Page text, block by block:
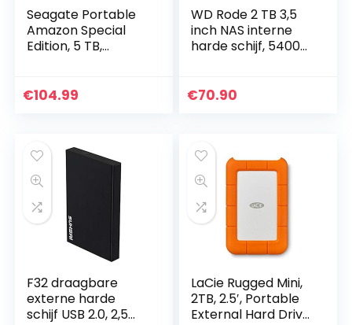
Seagate Portable
Amazon Special
Edition, 5 TB,
2,5″, USB 3.0, PC,
€104.99
WD Rode 2 TB 3,5
inch NAS interne
harde schijf, 5400
€70.90
F32 draagbare
externe harde
schijf USB 2.0, 2,5
LaCie Rugged Mini,
2TB, 2.5′, Portable
External Hard Drive,